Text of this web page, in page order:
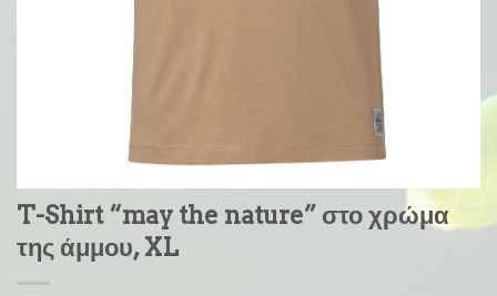
T-Shirt “may the nature” στο χρώμα
της άμμου, XL